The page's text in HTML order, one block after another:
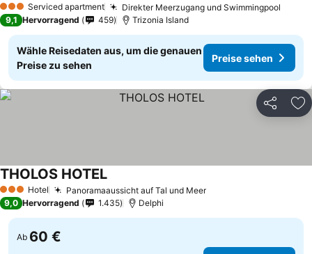
3 SterneServiced apartment Direkter Meerzugang und Swimmingpool
9,1 Hervorragend 459 Trizonia Island
Wähle Reisedaten aus, um die genauen
Preise zu sehen
Preise sehen
Teilen
3 SterneHotel Panoramaaussicht auf Tal und Meer
THOLOS HOTEL
9,0 Hervorragend 1.435 Delphi
Ab 60 €